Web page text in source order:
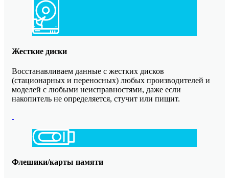
Жесткие диски
Восстанавливаем данные с жестких дисков
(стационарных и переносных) любых производителей и
моделей с любыми неисправностями, даже если
накопитель не определяется, стучит или пищит.
Флешики/карты памяти